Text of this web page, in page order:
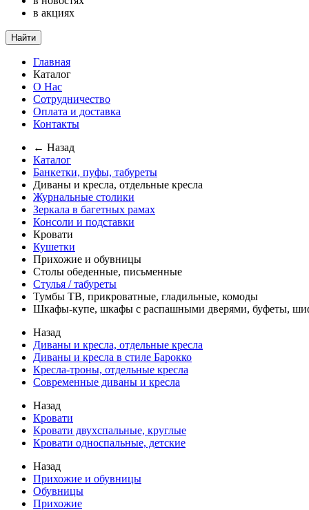
в акциях
Найти
Главная
Каталог
О Нас
Сотрудничество
Оплата и доставка
Контакты
← Назад
Каталог
Банкетки, пуфы, табуреты
Диваны и кресла, отдельные кресла
Журнальные столики
Зеркала в багетных рамах
Консоли и подставки
Кровати
Кушетки
Прихожие и обувницы
Столы обеденные, письменные
Стулья / табуреты
Тумбы ТВ, прикроватные, гладильные, комоды
Шкафы-купе, шкафы с распашными дверями, буфеты,
Назад
Диваны и кресла, отдельные кресла
Диваны и кресла в стиле Барокко
Кресла-троны, отдельные кресла
Современные диваны и кресла
Назад
Кровати
Кровати двухспальные, круглые
Кровати односпальные, детские
Назад
Прихожие и обувницы
Обувницы
Прихожие